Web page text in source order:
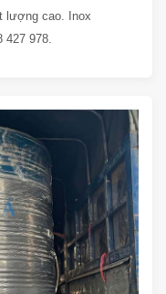
lượng cao. Inox
427 978.